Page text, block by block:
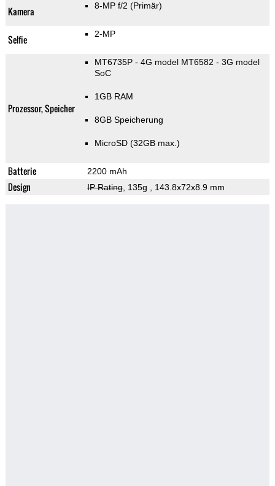
Kamera 8-MP f/2 (Primär)
Selfie 2-MP
Prozessor, Speicher
MT6735P - 4G model MT6582 - 3G model
SoC
1GB RAM
8GB Speicherung
MicroSD (32GB max.)
Batterie 2200 mAh
Design IP Rating, 135g , 143.8x72x8.9 mm